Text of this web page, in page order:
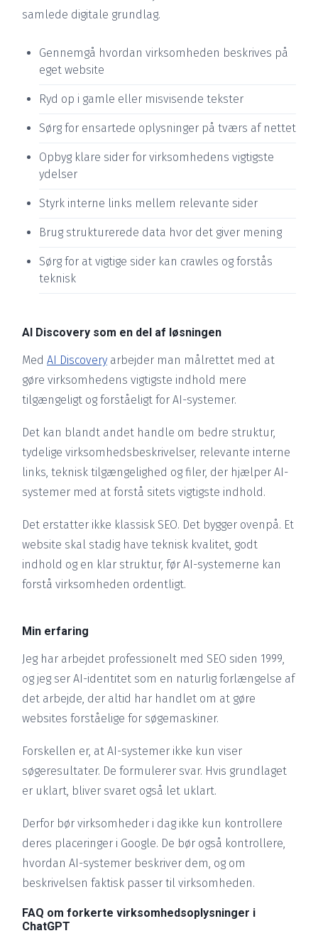
samlede digitale grundlag.
Gennemgå hvordan virksomheden beskrives på
eget website
Ryd op i gamle eller misvisende tekster
Sørg for ensartede oplysninger på tværs af nettet
Opbyg klare sider for virksomhedens vigtigste
ydelser
Styrk interne links mellem relevante sider
Brug strukturerede data hvor det giver mening
Sørg for at vigtige sider kan crawles og forstås
teknisk
AI Discovery som en del af løsningen
Med AI Discovery arbejder man målrettet med at
gøre virksomhedens vigtigste indhold mere
tilgængeligt og forståeligt for AI-systemer.
Det kan blandt andet handle om bedre struktur,
tydelige virksomhedsbeskrivelser, relevante interne
links, teknisk tilgængelighed og filer, der hjælper AI-
systemer med at forstå sitets vigtigste indhold.
Det erstatter ikke klassisk SEO. Det bygger ovenpå. Et
website skal stadig have teknisk kvalitet, godt
indhold og en klar struktur, før AI-systemerne kan
forstå virksomheden ordentligt.
Min erfaring
Jeg har arbejdet professionelt med SEO siden 1999,
og jeg ser AI-identitet som en naturlig forlængelse af
det arbejde, der altid har handlet om at gøre
websites forståelige for søgemaskiner.
Forskellen er, at AI-systemer ikke kun viser
søgeresultater. De formulerer svar. Hvis grundlaget
er uklart, bliver svaret også let uklart.
Derfor bør virksomheder i dag ikke kun kontrollere
deres placeringer i Google. De bør også kontrollere,
hvordan AI-systemer beskriver dem, og om
beskrivelsen faktisk passer til virksomheden.
FAQ om forkerte virksomhedsoplysninger i
ChatGPT